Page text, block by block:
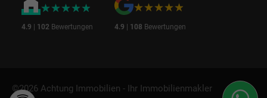
★★★★★
★★★★★
4.9 102 Bewertungen
★★★★★
★★★★★
4.9 108 Bewertungen
©2026 Achtung Immobilien - Ihr Immobilienmakler